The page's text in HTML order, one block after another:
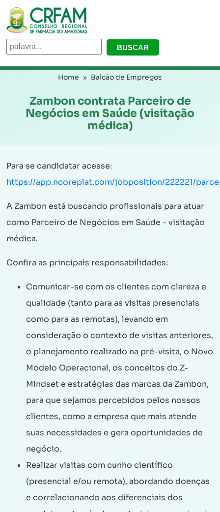
Home Balcão de Empregos
Zambon contrata Parceiro de
Negócios em Saúde (visitação
médica)
Para se candidatar acesse:
https://app.ncoreplat.com/jobposition/222221/
A Zambon está buscando profissionais para atuar
como Parceiro de Negócios em Saúde - visitação
médica.
Confira as principais responsabilidades:
Comunicar-se com os clientes com clareza e
qualidade (tanto para as visitas presenciais
como para as remotas), levando em
consideração o contexto de visitas anteriores,
o planejamento realizado na pré-visita, o Novo
Modelo Operacional, os conceitos do Z-
Mindset e estratégias das marcas da Zambon,
para que sejamos percebidos pelos nossos
clientes, como a empresa que mais atende
suas necessidades e gera oportunidades de
negócio.
Realizar visitas com cunho científico
(presencial e/ou remota), abordando doenças
e correlacionando aos diferenciais dos